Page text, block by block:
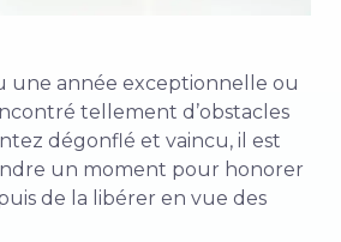
une année exceptionnelle ou
tellement d’obstacles
dégonflé et vaincu, il est
un moment pour honorer
de la libérer en vue des